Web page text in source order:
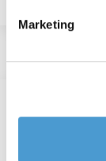
Marketing